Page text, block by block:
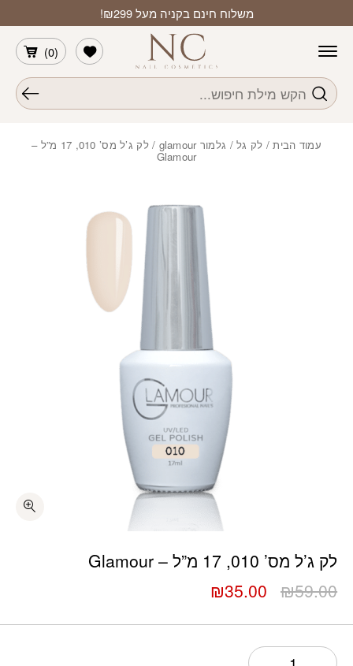
משלוח חינם בקניה מעל ₪299!
חיפוש
(
0
)
הרשימה שלי
עמוד הבית/ לק גל/ גלמור glamour / לק ג’ל מס’ 010, 17 מ”ל –
Glamour
לק ג’ל מס’ 010, 17 מ”ל – Glamour
₪59.00
המחיר
היה:
₪59.00.
₪35.00 המחיר
הוא: